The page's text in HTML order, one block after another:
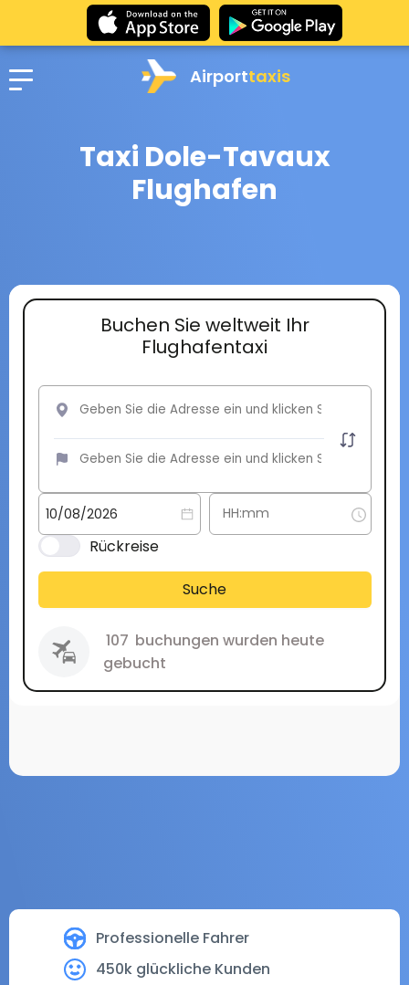
Airporttaxis
Taxi Dole-Tavaux
Flughafen
Professionelle Fahrer
450k glückliche Kunden
Buchen Sie weltweit Ihr
Flughafentaxi
Rückreise
Suche
107 buchungen wurden heute
gebucht